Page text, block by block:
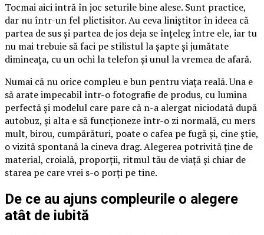
Tocmai aici intră în joc seturile bine alese. Sunt practice,
dar nu într-un fel plictisitor. Au ceva liniștitor în ideea că
partea de sus și partea de jos deja se înțeleg între ele, iar tu
nu mai trebuie să faci pe stilistul la șapte și jumătate
dimineața, cu un ochi la telefon și unul la vremea de afară.
Numai că nu orice compleu e bun pentru viața reală. Una e
să arate impecabil într-o fotografie de produs, cu lumina
perfectă și modelul care pare că n-a alergat niciodată după
autobuz, și alta e să funcționeze într-o zi normală, cu mers
mult, birou, cumpărături, poate o cafea pe fugă și, cine știe,
o vizită spontană la cineva drag. Alegerea potrivită ține de
material, croială, proporții, ritmul tău de viață și chiar de
starea pe care vrei s-o porți pe tine.
De ce au ajuns compleurile o alegere
atât de iubită